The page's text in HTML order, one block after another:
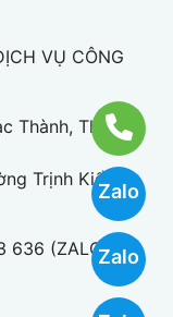
Zalo
Zalo
VỤ CÔNG
Thành, Thanh
Trịnh Kiểm,
636 (ZALO)